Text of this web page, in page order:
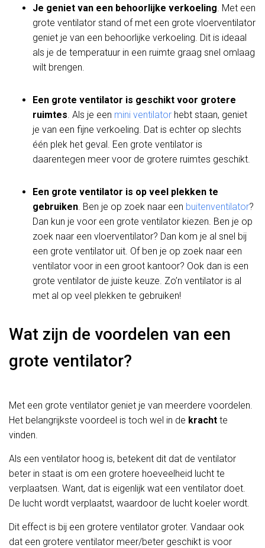
Je geniet van een behoorlijke verkoeling. Met een
grote ventilator stand of met een grote vloerventilator
geniet je van een behoorlijke verkoeling. Dit is ideaal
als je de temperatuur in een ruimte graag snel omlaag
wilt brengen.
Een grote ventilator is geschikt voor grotere
ruimtes. Als je een mini ventilator hebt staan, geniet
je van een fijne verkoeling. Dat is echter op slechts
één plek het geval. Een grote ventilator is
daarentegen meer voor de grotere ruimtes geschikt.
Een grote ventilator is op veel plekken te
gebruiken. Ben je op zoek naar een buitenventilator?
Dan kun je voor een grote ventilator kiezen. Ben je op
zoek naar een vloerventilator? Dan kom je al snel bij
een grote ventilator uit. Of ben je op zoek naar een
ventilator voor in een groot kantoor? Ook dan is een
grote ventilator de juiste keuze. Zo’n ventilator is al
met al op veel plekken te gebruiken!
Wat zijn de voordelen van een
grote ventilator?
Met een grote ventilator geniet je van meerdere voordelen.
Het belangrijkste voordeel is toch wel in de kracht te
vinden.
Als een ventilator hoog is, betekent dit dat de ventilator
beter in staat is om een grotere hoeveelheid lucht te
verplaatsen. Want, dat is eigenlijk wat een ventilator doet.
De lucht wordt verplaatst, waardoor de lucht koeler wordt.
Dit effect is bij een grotere ventilator groter. Vandaar ook
dat een grotere ventilator meer/beter geschikt is voor